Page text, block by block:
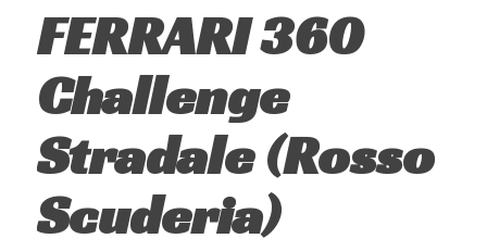
FERRARI 360
Challenge
Stradale (Rosso
Scuderia)